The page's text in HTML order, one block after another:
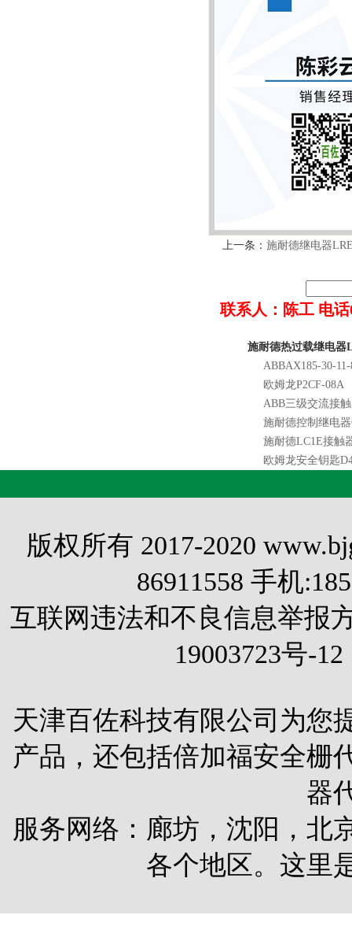
上一条：施耐德继电器
联系人：陈工 电话
施耐德热过载继电器
ABBAX185-30-11-
欧姆龙P2CF-08A
ABB三级交流接
施耐德控制继电器
施耐德LC1E接触
欧姆龙安全钥匙
版权所有 2017-2020
86911558 手机
互联网违法和不良信息举报
19003723号-12
天津百佐科技有限公司为您
产品，还包括倍加福安全栅
器
服务网络：廊坊，沈阳，北
各个地区。这里